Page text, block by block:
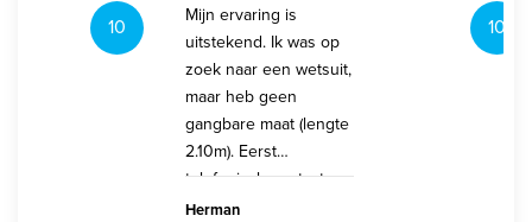
10
Mijn ervaring is
uitstekend. Ik was op
zoek naar een wetsuit,
maar heb geen
gangbare maat (lengte
2.10m). Eerst
telefonisch contact
gehad
Herman
10